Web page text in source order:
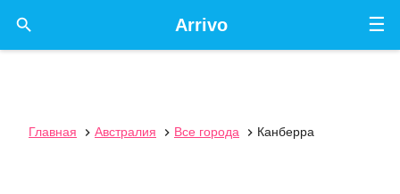
☰
Arrivo

Главная  Австралия  Все города  Канберра